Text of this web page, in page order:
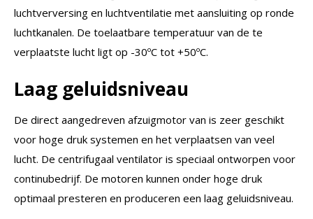
luchtverversing en luchtventilatie met aansluiting op ronde
luchtkanalen. De toelaatbare temperatuur van de te
verplaatste lucht ligt op -30ºC tot +50ºC.
Laag geluidsniveau
De direct aangedreven afzuigmotor van is zeer geschikt
voor hoge druk systemen en het verplaatsen van veel
lucht. De centrifugaal ventilator is speciaal ontworpen voor
continubedrijf. De motoren kunnen onder hoge druk
optimaal presteren en produceren een laag geluidsniveau.